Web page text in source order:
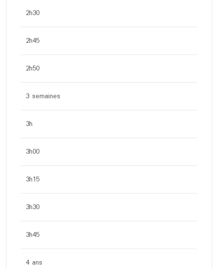
2h30
2h45
2h50
3 semaines
3h
3h00
3h15
3h30
3h45
4 ans